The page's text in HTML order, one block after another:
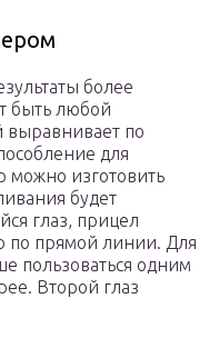
более
быть любой
выравнивает по
для
изготовить
будет
глаз, прицел
по прямой линии. Для
пользоваться одним
Второй глаз